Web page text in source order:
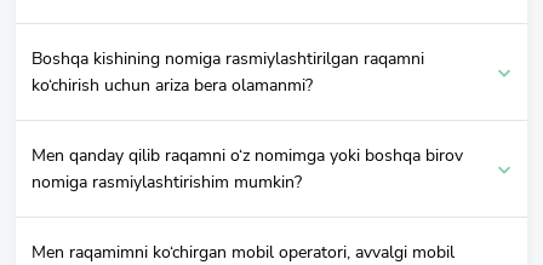
Boshqa kishining nomiga rasmiylashtirilgan raqamni
ko‘chirish uchun ariza bera olamanmi?
Men qanday qilib raqamni o‘z nomimga yoki boshqa birov
nomiga rasmiylashtirishim mumkin?
Men raqamimni ko‘chirgan mobil operatori, avvalgi mobil